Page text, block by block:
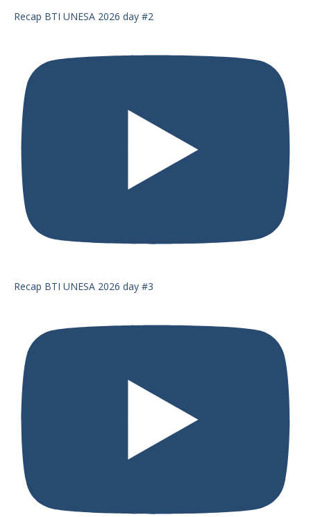
Recap BTI UNESA 2026 day #2
Recap BTI UNESA 2026 day #3